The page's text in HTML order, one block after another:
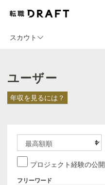
スカウト
ユーザー
年収を見るには？
プロジェクト経験の公開
フリーワード